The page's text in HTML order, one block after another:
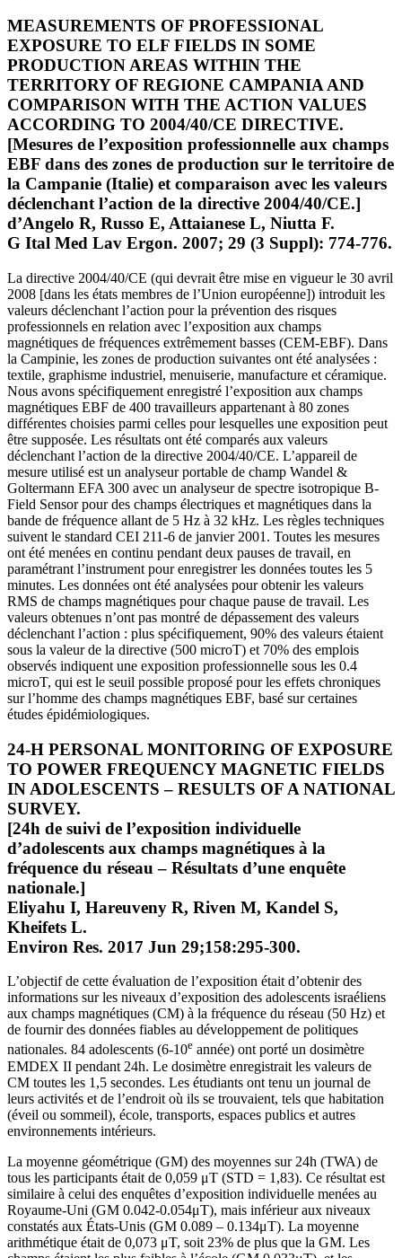
MEASUREMENTS OF PROFESSIONAL
EXPOSURE TO ELF FIELDS IN SOME
PRODUCTION AREAS WITHIN THE
TERRITORY OF REGIONE CAMPANIA AND
COMPARISON WITH THE ACTION VALUES
ACCORDING TO 2004/40/CE DIRECTIVE.
[Mesures de l’exposition professionnelle aux champs
EBF dans des zones de production sur le territoire de
la Campanie (Italie) et comparaison avec les valeurs
déclenchant l’action de la directive 2004/40/CE.]
d’Angelo R, Russo E, Attaianese L, Niutta F.
G Ital Med Lav Ergon. 2007; 29 (3 Suppl): 774-776.
La directive 2004/40/CE (qui devrait être mise en vigueur le 30 avril
2008 [dans les états membres de l’Union européenne]) introduit les
valeurs déclenchant l’action pour la prévention des risques
professionnels en relation avec l’exposition aux champs
magnétiques de fréquences extrêmement basses (CEM-EBF). Dans
la Campinie, les zones de production suivantes ont été analysées :
textile, graphisme industriel, menuiserie, manufacture et céramique.
Nous avons spécifiquement enregistré l’exposition aux champs
magnétiques EBF de 400 travailleurs appartenant à 80 zones
différentes choisies parmi celles pour lesquelles une exposition peut
être supposée. Les résultats ont été comparés aux valeurs
déclenchant l’action de la directive 2004/40/CE. L’appareil de
mesure utilisé est un analyseur portable de champ Wandel &
Goltermann EFA 300 avec un analyseur de spectre isotropique B-
Field Sensor pour des champs électriques et magnétiques dans la
bande de fréquence allant de 5 Hz à 32 kHz. Les règles techniques
suivent le standard CEI 211-6 de janvier 2001. Toutes les mesures
ont été menées en continu pendant deux pauses de travail, en
paramétrant l’instrument pour enregistrer les données toutes les 5
minutes. Les données ont été analysées pour obtenir les valeurs
RMS de champs magnétiques pour chaque pause de travail. Les
valeurs obtenues n’ont pas montré de dépassement des valeurs
déclenchant l’action : plus spécifiquement, 90% des valeurs étaient
sous la valeur de la directive (500 microT) et 70% des emplois
observés indiquent une exposition professionnelle sous les 0.4
microT, qui est le seuil possible proposé pour les effets chroniques
sur l’homme des champs magnétiques EBF, basé sur certaines
études épidémiologiques.
24-H PERSONAL MONITORING OF EXPOSURE
TO POWER FREQUENCY MAGNETIC FIELDS
IN ADOLESCENTS – RESULTS OF A NATIONAL
SURVEY.
[24h de suivi de l’exposition individuelle
d’adolescents aux champs magnétiques à la
fréquence du réseau – Résultats d’une enquête
nationale.]
Eliyahu I, Hareuveny R, Riven M, Kandel S,
Kheifets L.
Environ Res. 2017 Jun 29;158:295-300.
L’objectif de cette évaluation de l’exposition était d’obtenir des
informations sur les niveaux d’exposition des adolescents israéliens
aux champs magnétiques (CM) à la fréquence du réseau (50 Hz) et
de fournir des données fiables au développement de politiques
nationales. 84 adolescents (6-10e année) ont porté un dosimètre
EMDEX II pendant 24h. Le dosimètre enregistrait les valeurs de
CM toutes les 1,5 secondes. Les étudiants ont tenu un journal de
leurs activités et de l’endroit où ils se trouvaient, tels que habitation
(éveil ou sommeil), école, transports, espaces publics et autres
environnements intérieurs.
La moyenne géométrique (GM) des moyennes sur 24h (TWA) de
tous les participants était de 0,059 μT (STD = 1,83). Ce résultat est
similaire à celui des enquêtes d’exposition individuelle menées au
Royaume-Uni (GM 0.042-0.054μT), mais inférieur aux niveaux
constatés aux États-Unis (GM 0.089 – 0.134μT). La moyenne
arithmétique était de 0,073 μT, soit 23% de plus que la GM. Les